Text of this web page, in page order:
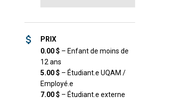
PRIX
0.00$ – Enfant de moins de
12 ans
5.00$ – Étudiant.e UQAM /
Employé.e
7.00$ – Étudiant.e externe